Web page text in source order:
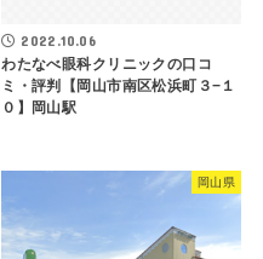
2022.10.06
わたなべ眼科クリニックの口コ
ミ・評判【岡山市南区松浜町３−１
０】岡山駅
岡山県